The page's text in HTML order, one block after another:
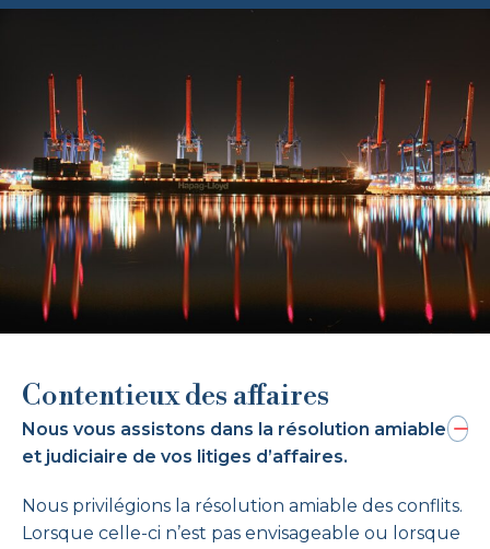
Contentieux des affaires
Nous vous assistons dans la résolution amiable
et judiciaire de vos litiges d’affaires.
Nous privilégions la résolution amiable des conflits.
Lorsque celle-ci n’est pas envisageable ou lorsque